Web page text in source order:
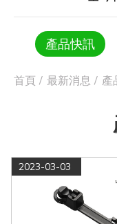
產品快訊
首頁 最新消息 產
2023-03-03